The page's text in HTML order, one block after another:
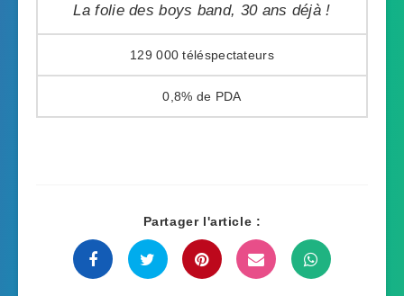
La folie des boys band, 30 ans déjà !
129 000
0,8%
Partager l'article :